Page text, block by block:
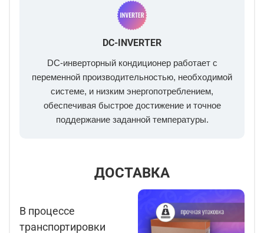
DC-INVERTER
DC-инверторный кондиционер работает с
переменной производительностью, необходимой
системе, и низким энергопотреблением,
обеспечивая быстрое достижение и точное
поддержание заданной температуры.
ДОСТАВКА
В процессе
транспортировки